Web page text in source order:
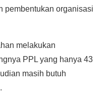
pembentukan organisasi
melakukan
PPL yang hanya 43
masih butuh